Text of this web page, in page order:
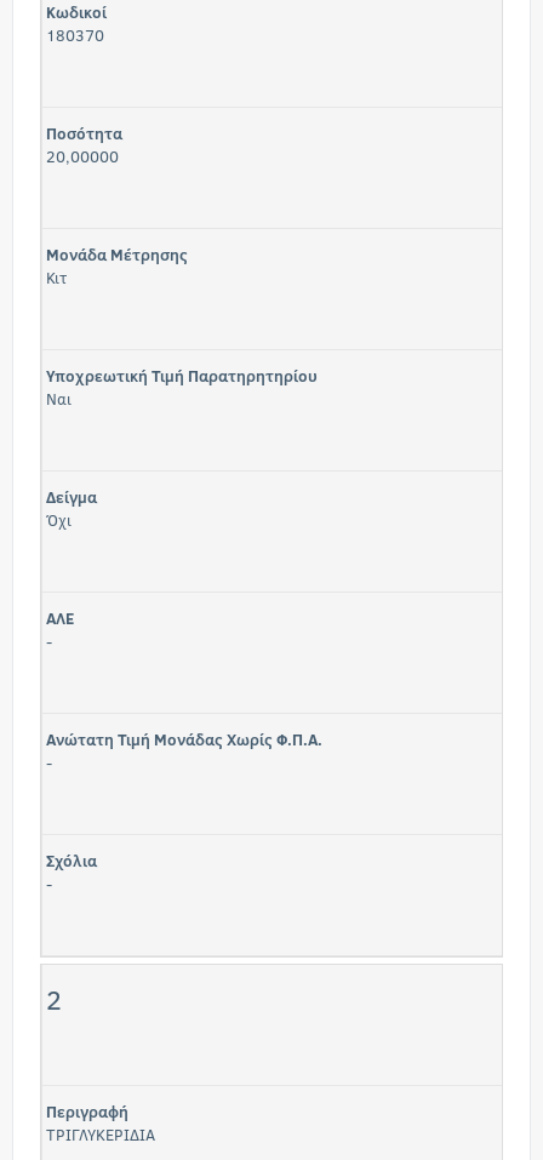
Κωδικοί
180370
Ποσότητα
20,00000
Μονάδα Μέτρησης
Κιτ
Υποχρεωτική Τιμή Παρατηρητηρίου
Ναι
Δείγμα
Όχι
ΑΛΕ
-
Ανώτατη Τιμή Μονάδας Χωρίς Φ.Π.Α.
-
Σχόλια
-
2
Περιγραφή
ΤΡΙΓΛΥΚΕΡΙΔΙΑ